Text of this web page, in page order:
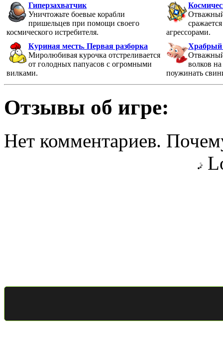
Гиперзахватчик
Уничтожьте боевые корабли
пришельцев при помощи своего
космического истребителя.
агрессорами.
Куриная месть. Первая разборка
Миролюбивая курочка отстреливается
от голодных папуасов с огромными
вилками.
Храбрый
волков
поужинать
Отзывы об игре:
Нет комментариев.